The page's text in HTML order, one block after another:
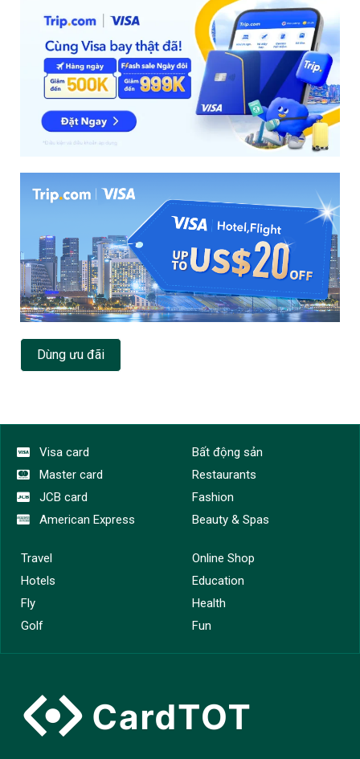
Dùng ưu đãi
Visa card
Master card
JCB card
American Express
Bất động sản
Restaurants
Fashion
Beauty & Spas
Travel
Hotels
Fly
Golf
Online Shop
Education
Health
Fun